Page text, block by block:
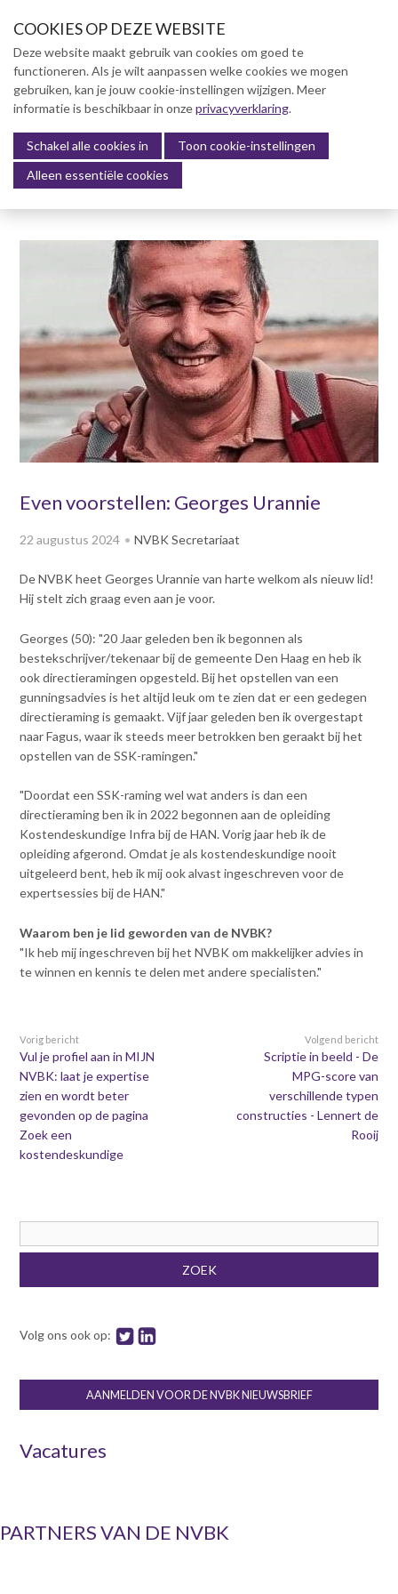
t
n
a
v
n
u
m
t
o
m
a
n
c
n
t
e
n
t
Menu
Even voorstellen: Georges Urannie
22 augustus 2024 NVBK Secretariaat
De NVBK heet Georges Urannie van harte welkom als nieuw lid!
Hij stelt zich graag even aan je voor.
Georges (50): "20 Jaar geleden ben ik begonnen als
bestekschrijver/tekenaar bij de gemeente Den Haag en heb ik
ook directieramingen opgesteld. Bij het opstellen van een
gunningsadvies is het altijd leuk om te zien dat er een gedegen
directieraming is gemaakt. Vijf jaar geleden ben ik overgestapt
naar Fagus, waar ik steeds meer betrokken ben geraakt bij het
opstellen van de SSK-ramingen."
"Doordat een SSK-raming wel wat anders is dan een
directieraming ben ik in 2022 begonnen aan de opleiding
Kostendeskundige Infra bij de HAN. Vorig jaar heb ik de
opleiding afgerond. Omdat je als kostendeskundige nooit
uitgeleerd bent, heb ik mij ook alvast ingeschreven voor de
expertsessies bij de HAN."
Waarom ben je lid geworden van de NVBK?
"Ik heb mij ingeschreven bij het NVBK om makkelijker advies in
te winnen en kennis te delen met andere specialisten."
Vorig bericht
Vul je profiel aan in MIJN
NVBK: laat je expertise
zien en wordt beter
gevonden op de pagina
Zoek een
kostendeskundige
Volgend bericht
Scriptie in beeld - De
MPG-score van
verschillende typen
constructies - Lennert de
Rooij
ZOEK
Volg ons ook op:
AANMELDEN VOOR DE NVBK NIEUWSBRIEF
Vacatures
PARTNERS VAN DE NVBK
Over NVBK
NVBK Leden
Lidmaatschap
Kennisbank
Dag van de Bouwkosten 2025
Magazine
Kostenmanagement Bouw &
Infra (KM)
ABK-model 2023
Boek Levensduurkosten –
Slim investeren, lang
profiteren
Dag van de
Bouwkostendeskundige 2024
Dag van de
november 2023
Bouwkostenmanagement
Publicatiereeks
levensduurkosten
Nieuwsarchief
Artikelen
Verenigingsdocumenten
Columns Bernd Karstenberg
Opleiding & Carrière
Partners
Actualiteit
Contact
Inloggen mijn NVBK
COOKIES OP DEZE WEBSITE
Deze website maakt gebruik van cookies om goed te
functioneren. Als je wilt aanpassen welke cookies we mogen
gebruiken, kan je jouw cookie-instellingen wijzigen. Meer
informatie is beschikbaar in onzeprivacyverklaring.
Schakel alle cookies in
Toon cookie-instellingen
Alleen essentiële cookies